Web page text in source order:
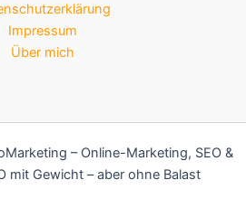
Impressum
Über mich
– Online-Marketing, SEO &
mit Gewicht – aber ohne Balast